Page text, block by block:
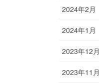
2024年2月
2024年1月
2023年12月
2023年11月